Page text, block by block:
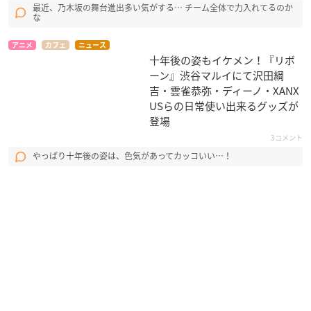
最近、乃木坂の舞台進出多い気がする… チーム全体で力入れてるのか
な
アニメ カフェ ニュース
十年後の姿もイケメン！『リボ
ーン』渋谷マルイにて沢田綱
吉・雲雀恭弥・ディーノ・XANX
USらの日常使い出来るグッズが
登場
3コメント
やっぱり十年後の姿は、色気があってカッコいい…！